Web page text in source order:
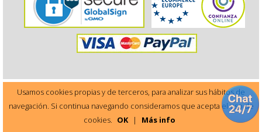
Este sitio está protegido por reCAPTCHA y Google
Usamos cookies propias y de terceros, para analizar sus hábitos de
navegación. Si continua navegando consideramos que acepta el uso de
cookies. OK | Más info